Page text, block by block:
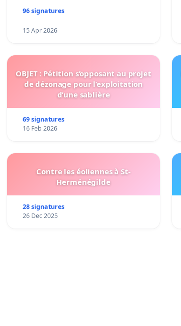
96 signatures
15 Apr 2026
OBJET : Pétition s’opposant au projet
de dézonage pour l’exploitation
d’une sablière
69 signatures
16 Feb 2026
Contre les éoliennes à St-
Herménégilde
28 signatures
26 Dec 2025